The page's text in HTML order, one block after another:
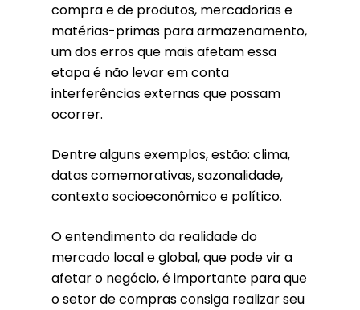
compra e de produtos, mercadorias e
matérias-primas para armazenamento,
um dos erros que mais afetam essa
etapa é não levar em conta
interferências externas que possam
ocorrer.
Dentre alguns exemplos, estão: clima,
datas comemorativas, sazonalidade,
contexto socioeconômico e político.
O entendimento da realidade do
mercado local e global, que pode vir a
afetar o negócio, é importante para que
o setor de compras consiga realizar seu